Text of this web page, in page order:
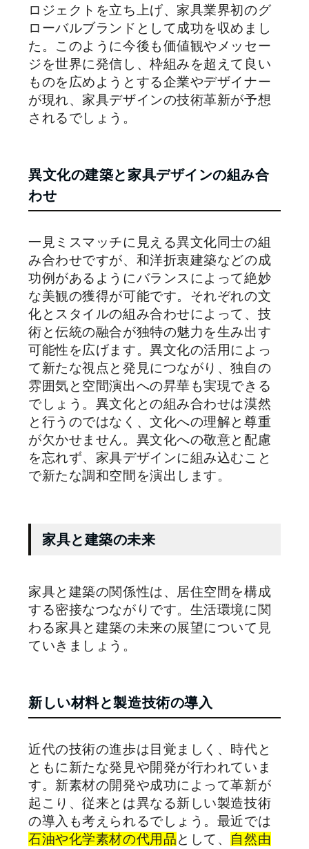
ロジェクトを立ち上げ、家具業界初のグ
ローバルブランドとして成功を収めまし
た。このように今後も価値観やメッセー
ジを世界に発信し、枠組みを超えて良い
ものを広めようとする企業やデザイナー
が現れ、家具デザインの技術革新が予想
されるでしょう。
異文化の建築と家具デザインの組み合
わせ
一見ミスマッチに見える異文化同士の組
み合わせですが、和洋折衷建築などの成
功例があるようにバランスによって絶妙
な美観の獲得が可能です。それぞれの文
化とスタイルの組み合わせによって、技
術と伝統の融合が独特の魅力を生み出す
可能性を広げます。異文化の活用によっ
て新たな視点と発見につながり、独自の
雰囲気と空間演出への昇華も実現できる
でしょう。異文化との組み合わせは漠然
と行うのではなく、文化への理解と尊重
が欠かせません。異文化への敬意と配慮
を忘れず、家具デザインに組み込むこと
で新たな調和空間を演出します。
家具と建築の未来
家具と建築の関係性は、居住空間を構成
する密接なつながりです。生活環境に関
わる家具と建築の未来の展望について見
ていきましょう。
新しい材料と製造技術の導入
近代の技術の進歩は目覚ましく、時代と
ともに新たな発見や開発が行われていま
す。新素材の開発や成功によって革新が
起こり、従来とは異なる新しい製造技術
の導入も考えられるでしょう。最近では
石油や化学素材の代用品として、 自然由